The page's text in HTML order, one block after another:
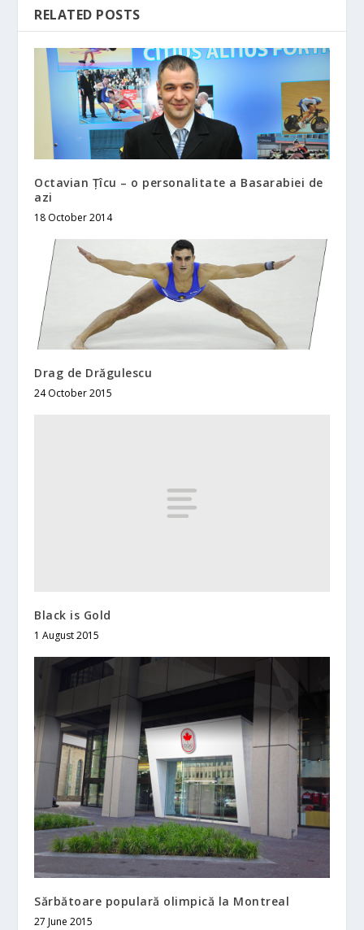
RELATED POSTS
Octavian Țîcu – o personalitate a Basarabiei de
azi
18 October 2014
Drag de Drăgulescu
24 October 2015
Black is Gold
1 August 2015
Sărbătoare populară olimpică la Montreal
27 June 2015